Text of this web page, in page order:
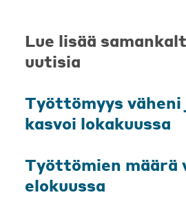
Lue lisää
uutisia
Työttömyys
kasvoi lokakuussa
Työttömien määrä
elokuussa